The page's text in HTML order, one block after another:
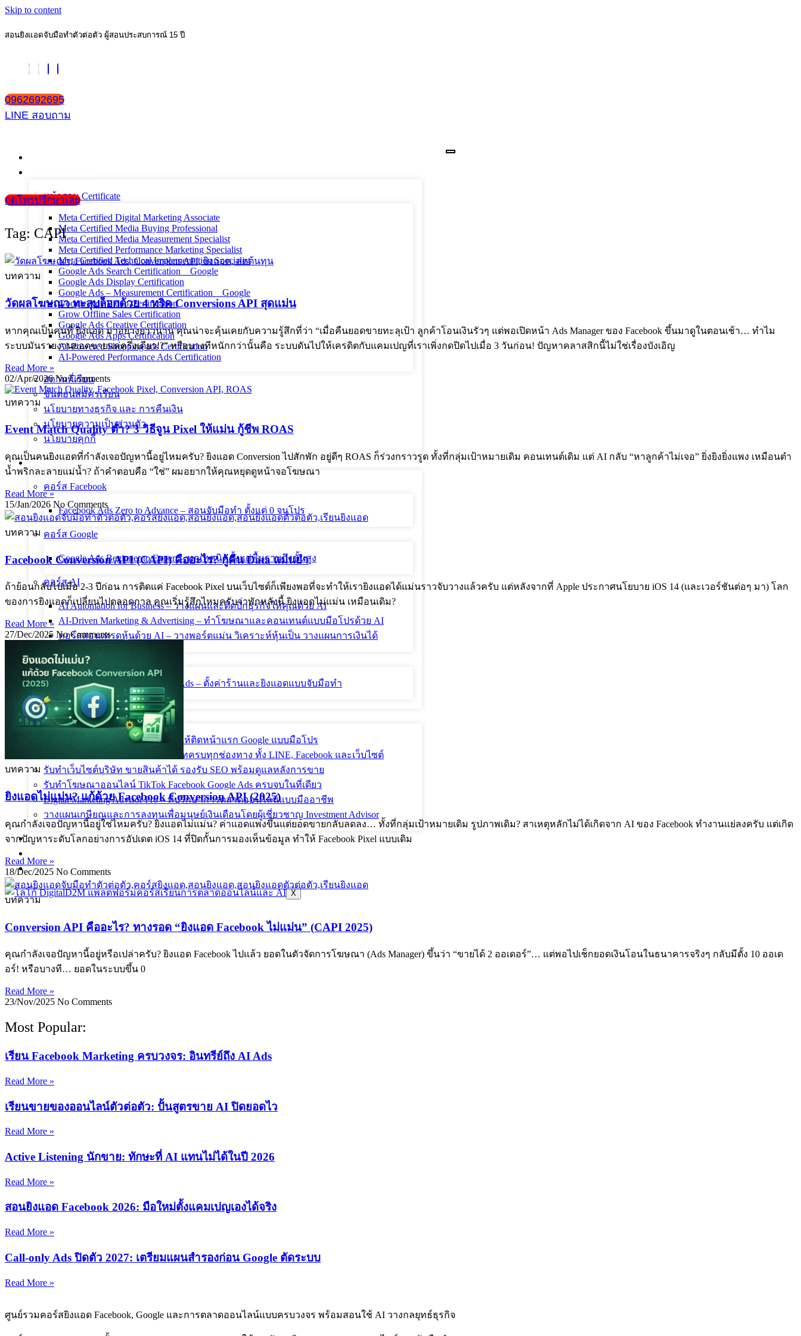
Skip to content
สอนยิงแอดจับมือทำตัวต่อตัว ผู้สอนประสบการณ์ 15 ปี
0962692695
LINE สอบถาม
หน้ารวม Certificate
Meta Certified Digital Marketing Associate
Meta Certified Media Buying Professional
Meta Certified Media Measurement Specialist
Meta Certified Performance Marketing Specialist
Meta Certified Technical Implementation Specialist
Google Ads Search Certification _ Google
Google Ads Display Certification
Google Ads – Measurement Certification _ Google
Google Ads Video Certification
Grow Offline Sales Certification
Google Ads Creative Certification
Google Ads Apps Certification
AI-Powered Shopping ads Certification
AI-Powered Performance Ads Certification
สถานที่เรียน
ขั้นตอนสมัครเรียน
นโยบายทางธุรกิจ และ การคืนเงิน
นโยบายความเป็นส่วนตัว
นโยบายคุกกี้
คอร์สทั้งหมด
คอร์ส Facebook
Facebook Ads Zero to Advance – สอนจับมือทำ ตั้งแต่ 0 จนโปร
คอร์ส Google
Google Ads Beginner to Expert – ทุกเทคนิคตั้งแต่พื้นฐานถึงขั้นสูง
คอร์ส AI
AI Automation for Business – วางแผนและติดปีกธุรกิจให้คุณด้วย AI
AI-Driven Marketing & Advertising – ทำโฆษณาและคอนเทนต์แบบมือโปรด้วย AI
คอร์สสอนเทรดหุ้นด้วย AI – วางพอร์ตแม่น วิเคราะห์หุ้นเป็น วางแผนการเงินได้
คอร์ส Shopee & Lazada
Shopee & Lazada Marketing & Ads – ตั้งค่าร้านและยิงแอดแบบจับมือทำ
บริการของเรา
SEO Audit Pro – วิเคราะห์เว็บไซต์ให้ติดหน้าแรก Google แบบมือโปร
ChatBot Pro – บริการติดตั้งแชทบอทครบทุกช่องทาง ทั้ง LINE, Facebook และเว็บไซต์
รับทำเว็บไซต์บริษัท ขายสินค้าได้ รองรับ SEO พร้อมดูแลหลังการขาย
รับทำโฆษณาออนไลน์ TikTok Facebook Google Ads ครบจบในที่เดียว
Digital Marketing Advisor Pro – ที่ปรึกษาการตลาดออนไลน์แบบมืออาชีพ
วางแผนเกษียณและการลงทุนเพื่อมนุษย์เงินเดือนโดยผู้เชี่ยวชาญ Investment Advisor
ผลงานที่ผ่านมา
ติดต่อผม
X
กดโทรปรึกษาเลย
Tag: CAPI
บทความ
วัดผลโฆษณา ทะลุบล็อกด้วย 4 ทริค Conversions API สุดแม่น
หากคุณเป็นคนที่ ยิงแอด มาอย่างยาวนาน คุณน่าจะคุ้นเคยกับความรู้สึกที่ว่า “เมื่อคืนยอดขายทะลุเป้า ลูกค้าโอนเงินรัวๆ แต่พอเปิดหน้า Ads Manager ของ Facebook ขึ้นมาดูในตอนเช้า… ทำไม
ระบบมันรายงานยอดขายแค่ครึ่งเดียว!?” หรือบางทีหนักกว่านั้นคือ ระบบดันไปให้เครดิตกับแคมเปญที่เราเพิ่งกดปิดไปเมื่อ 3 วันก่อน! ปัญหาคลาสสิกนี้ไม่ใช่เรื่องบังเอิญ
Read More »
02/Apr/2026No Comments
บทความ
Event Match Quality ต่ำ? 3 วิธีจูน Pixel ให้แม่น กู้ชีพ ROAS
คุณเป็นคนยิงแอดที่กำลังเจอปัญหานี้อยู่ไหมครับ? ยิงแอด Conversion ไปสักพัก อยู่ดีๆ ROAS ก็ร่วงกราวรูด ทั้งที่กลุ่มเป้าหมายเดิม คอนเทนต์เดิม แต่ AI กลับ “หาลูกค้าไม่เจอ” ยิ่งยิงยิ่งแพง เหมือนตำ
น้ำพริกละลายแม่น้ำ? ถ้าคำตอบคือ “ใช่” ผมอยากให้คุณหยุดดูหน้าจอโฆษณา
Read More »
15/Jan/2026 No Comments
บทความ
Facebook Conversion API (CAPI) คืออะไร? กู้คืน Data แม่นยำ
ถ้าย้อนกลับไปเมื่อ 2-3 ปีก่อน การติดแค่ Facebook Pixel บนเว็บไซต์ก็เพียงพอที่จะทำให้เรายิงแอดได้แม่นราวจับวางแล้วครับ แต่หลังจากที่ Apple ประกาศนโยบาย iOS 14 (และเวอร์ชันต่อๆ มา) โลก
ของการยิงแอดก็เปลี่ยนไปตลอดกาล คุณเริ่มรู้สึกไหมครับว่าพักหลังนี้ ยิงแอดไม่แม่น เหมือนเดิม?
Read More »
27/Dec/2025 No Comments
บทความ
ยิงแอดไม่แม่น? แก้ด้วย Facebook Conversion API (2025)
คุณกำลังเจอปัญหานี้อยู่ใช่ไหมครับ? ยิงแอดไม่แม่น? ค่าแอดแพงขึ้นแต่ยอดขายกลับลดลง… ทั้งที่กลุ่มเป้าหมายเดิม รูปภาพเดิม? สาเหตุหลักไม่ได้เกิดจาก AI ของ Facebook ทำงานแย่ลงครับ แต่เกิด
จากปัญหาระดับโลกอย่างการอัปเดต iOS 14 ที่ปิดกั้นการมองเห็นข้อมูล ทำให้ Facebook Pixel แบบเดิม
Read More »
18/Dec/2025 No Comments
บทความ
Conversion API คืออะไร? ทางรอด “ยิงแอด Facebook ไม่แม่น” (CAPI 2025)
คุณกำลังเจอปัญหานี้อยู่หรือเปล่าครับ? ยิงแอด Facebook ไปแล้ว ยอดในตัวจัดการโฆษณา (Ads Manager) ขึ้นว่า “ขายได้ 2 ออเดอร์”… แต่พอไปเช็กยอดเงินโอนในธนาคารจริงๆ กลับมีตั้ง 10 ออเด
อร์! หรือบางที… ยอดในระบบขึ้น 0
Read More »
23/Nov/2025 No Comments
Most Popular:
เรียน Facebook Marketing ครบวงจร: อินทรีย์ถึง AI Ads
Read More »
เรียนขายของออนไลน์ตัวต่อตัว: ปั้นสูตรขาย AI ปิดยอดไว
Read More »
Active Listening นักขาย: ทักษะที่ AI แทนไม่ได้ในปี 2026
Read More »
สอนยิงแอด Facebook 2026: มือใหม่ตั้งแคมเปญเองได้จริง
Read More »
Call-only Ads ปิดตัว 2027: เตรียมแผนสำรองก่อน Google ตัดระบบ
Read More »
ศูนย์รวมคอร์สยิงแอด Facebook, Google และการตลาดออนไลน์แบบครบวงจร พร้อมสอนใช้ AI วางกลยุทธ์ธุรกิจ